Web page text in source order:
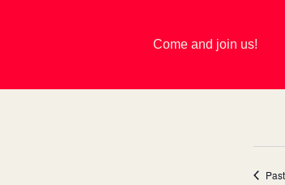
Come and join us!
Past